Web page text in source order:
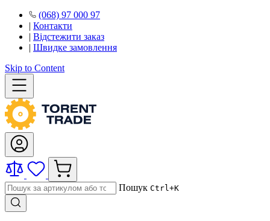
(068) 97 000 97
| Контакти
| Відстежити заказ
| Швидке замовлення
Skip to Content
Пошук Ctrl+K